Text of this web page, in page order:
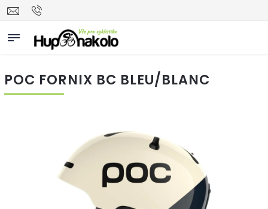
POC FORNIX BC BLEU/BLANC